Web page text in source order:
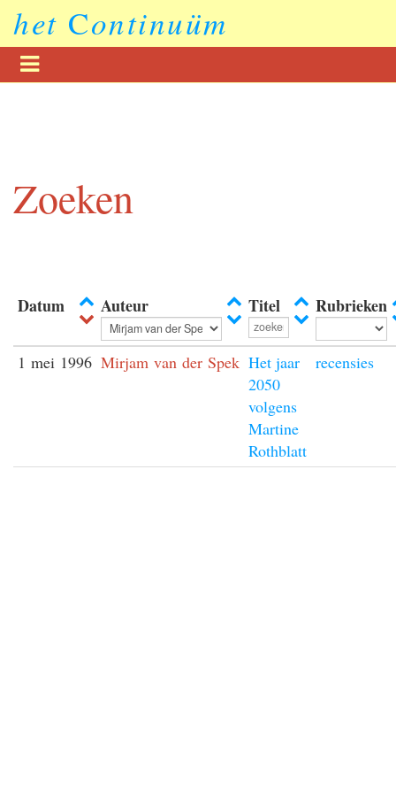
het Continuüm
Zoeken
Datum Auteur Titel Rubrieken
1 mei 1996 Mirjam van der Spek Het jaar
2050
volgens
Martine
Rothblatt
recensies